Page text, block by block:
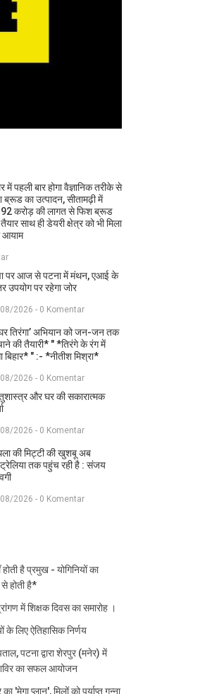
में पहली बार होगा वैज्ञानिक तरीके से
ब्रूड का उत्पादन, सीतामढ़ी में
करोड़ की लागत से फिश ब्रूड
साथ ही डेयरी क्षेत्र को भी मिला
आयाम
पर आज से पटना में मंथन, एआई के
उपयोग पर रहेगा जोर
2026 - 0 Komentar
तिरंगा’ अभियान को जन-जन तक
की तैयारी* " *तिरंगे के रंग में
बिहार* " :- *नीतीश मिश्रा*
2026 - 0 Komentar
और घर की सकारात्मक
2026 - 0 Komentar
की मिट्टी की खुशबू अब
तक पहुंच रही है : संजय
2026 - 0 Komentar
है प्रमुख - योगिनियों का
से होती है*
में शिक्षक दिवस का समारोह ।
के लिए ऐतिहासिक निर्णय
पटना द्वारा शेरपुर (मनेर) में
का सफल आयोजन
'मेगा प्लान', मिलों को पर्याप्त गन्ना